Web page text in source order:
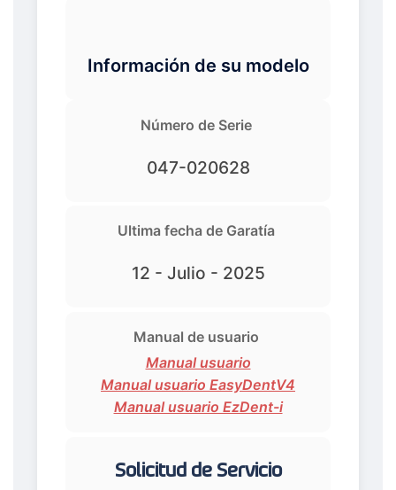
Información de su modelo
Número de Serie
047-020628
Ultima fecha de Garatía
12 - Julio - 2025
Manual de usuario
Manual usuario
Manual usuario EasyDentV4
Manual usuario EzDent-i
Solicitud de Servicio